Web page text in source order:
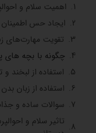
اهمیت سلام و
ایجاد حس
تقویت مهارت‌های
چگونه با بچه های
استفاده از
استفاده از زبان
سوالات ساده و
تاثیر سلام و